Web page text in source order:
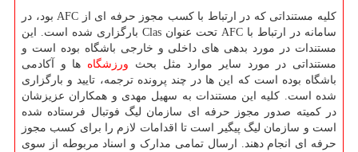
کلیه مستنداتی که در ارتباط با کسب مجوز حرفه ای از AFC بود، در
سامانه در ارتباط با AFC تحت عنوان Clas بارگزاری شده است. این
مستندات در مورد بدهی های داخلی و خارجی باشگاه بوده است و
مستنداتی در مورد سایر موارد مثل بحث ورزشگاه ها و آکادمی
باشگاه بوده است که این ها در چند پرونده ترجمه، تایید و بارگزاری
شده است. کلیه این مستندات به سهیل مهدی و همکاران عزیزشان
در کمیته صدور مجوز حرفه ای سازمان لیگ فوتبال فرستاده شده
است و سازمان لیگ پیگیر است تا اقدامات لازم را برای کسب مجوز
حرفه ای انجام دهند. ارسال تمامی مدارک و اسناد مربوطه از سوی